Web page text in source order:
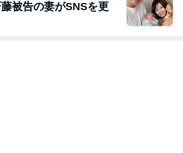
被告の妻がSNSを更